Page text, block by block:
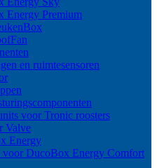
Energy Premium
en ruimtesensoren
voor Tronic roosters
Valve
Energy
voor DucoBox Energy Comfort